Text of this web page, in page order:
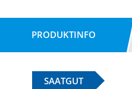
PRODUKTINFO
SAATGUT